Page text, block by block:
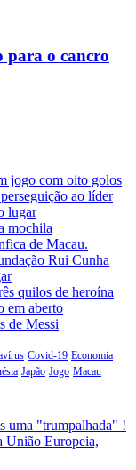
para o cancro
jogo com oito golos
ao líder
lugar
mochila
de Macau.
Rui Cunha
quilos de heroína
em aberto
de Messi
Covid-19 Economia
Japão Jogo Macau
uma "trumpalhada" !
União Europeia,